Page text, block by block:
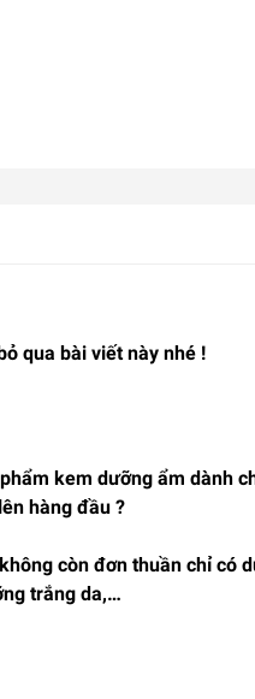
qua bài viết này nhé !
kem dưỡng ẩm dành
hàng đầu ?
còn đơn thuần chỉ có
trắng da,…